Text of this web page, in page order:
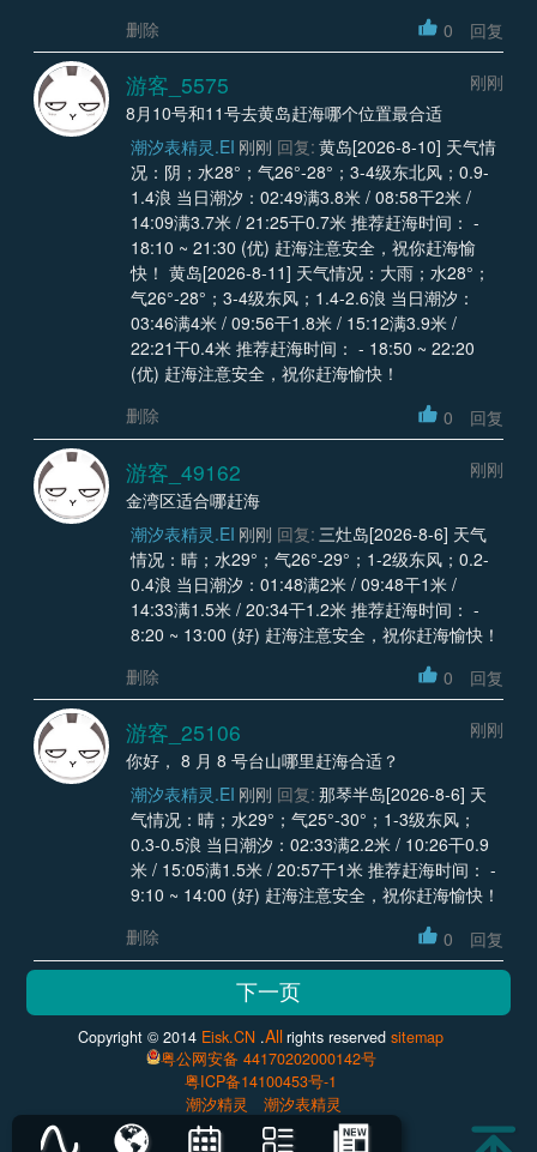
删除
0 回复
游客_5575
刚刚
8月10号和11号去黄岛赶海哪个位置最合适
潮汐表精灵.EI 刚刚 回复: 黄岛[2026-8-10] 天气情
况：阴；水28°；气26°-28°；3-4级东北风；0.9-
1.4浪 当日潮汐：02:49满3.8米 / 08:58干2米 /
14:09满3.7米 / 21:25干0.7米 推荐赶海时间： -
18:10 ~ 21:30 (优) 赶海注意安全，祝你赶海愉
快！ 黄岛[2026-8-11] 天气情况：大雨；水28°；
气26°-28°；3-4级东风；1.4-2.6浪 当日潮汐：
03:46满4米 / 09:56干1.8米 / 15:12满3.9米 /
22:21干0.4米 推荐赶海时间： - 18:50 ~ 22:20
(优) 赶海注意安全，祝你赶海愉快！
删除
0 回复
游客_49162
刚刚
金湾区适合哪赶海
潮汐表精灵.EI 刚刚 回复: 三灶岛[2026-8-6] 天气
情况：晴；水29°；气26°-29°；1-2级东风；0.2-
0.4浪 当日潮汐：01:48满2米 / 09:48干1米 /
14:33满1.5米 / 20:34干1.2米 推荐赶海时间： -
8:20 ~ 13:00 (好) 赶海注意安全，祝你赶海愉快！
删除
0 回复
游客_25106
刚刚
你好， 8 月 8 号台山哪里赶海合适？
潮汐表精灵.EI 刚刚 回复: 那琴半岛[2026-8-6] 天
气情况：晴；水29°；气25°-30°；1-3级东风；
0.3-0.5浪 当日潮汐：02:33满2.2米 / 10:26干0.9
米 / 15:05满1.5米 / 20:57干1米 推荐赶海时间： -
9:10 ~ 14:00 (好) 赶海注意安全，祝你赶海愉快！
删除
0 回复
Copyright © 2014 Eisk.CN .Allrights reservedsitemap
粤公网安备 44170202000142号
粤ICP备14100453号-1
潮汐精灵
潮汐表精灵